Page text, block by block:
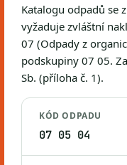
Katalogu odpadů se
vyžaduje zvláštní
07 (Odpady z
podskupiny 07 05.
Sb. (příloha č. 1).
KÓD ODPADU
07 05 04